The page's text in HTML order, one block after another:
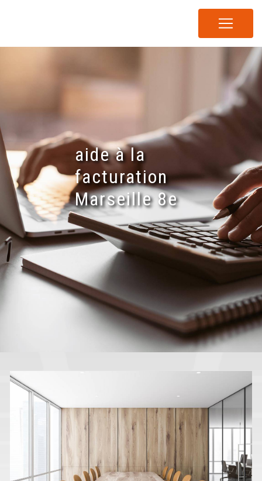
aide à la
facturation
Marseille 8e